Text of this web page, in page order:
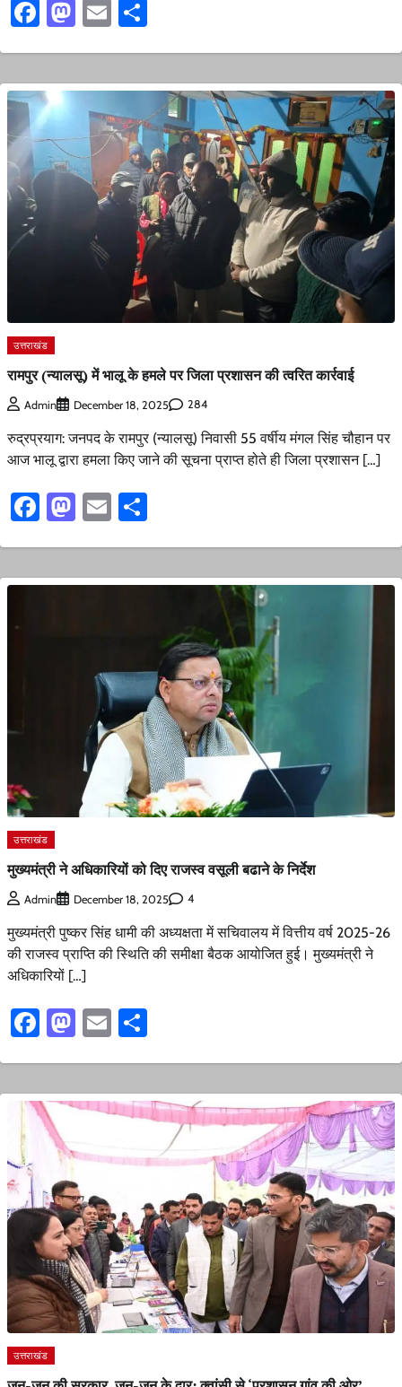
Facebook
Mastodon
Email
उत्तराखंड
रामपुर (न्यालसू) में भालू के हमले पर जिला प्रशासन की त्वरित कार्रवाई
Admin December 18, 2025 284
रुद्रप्रयाग: जनपद के रामपुर (न्यालसू) निवासी 55 वर्षीय मंगल सिंह चौहान पर
आज भालू द्वारा हमला किए जाने की सूचना प्राप्त होते ही जिला प्रशासन […]
Facebook
Mastodon
Email
उत्तराखंड
मुख्यमंत्री ने अधिकारियों को दिए राजस्व वसूली बढाने के निर्देश
Admin December 18, 2025 4
मुख्यमंत्री पुष्कर सिंह धामी की अध्यक्षता में सचिवालय में वित्तीय वर्ष 2025-26
की राजस्व प्राप्ति की स्थिति की समीक्षा बैठक आयोजित हुई। मुख्यमंत्री ने
अधिकारियों […]
Facebook
Mastodon
Email
उत्तराखंड